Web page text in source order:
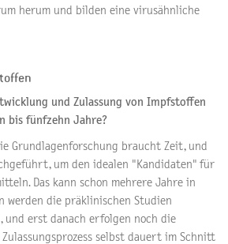
herum und bilden eine virusähnliche
und Zulassung von Impfstoffen
bis fünfzehn Jahre?
Grundlagenforschung braucht Zeit, und
um den idealen "Kandidaten" für
Das kann schon mehrere Jahre in
werden die präklinischen Studien
und erst danach erfolgen noch die
selbst dauert im Schnitt